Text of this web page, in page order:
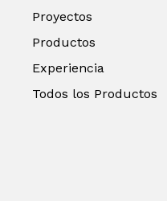
Proyectos
Productos
Experiencia
Todos los Productos